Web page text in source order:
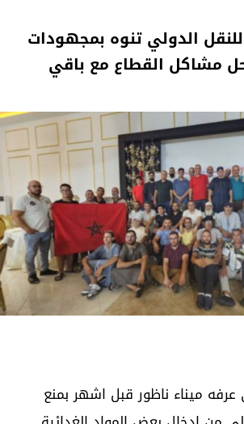
للنقل الدولي تنوه بمجهودات
مشاكل القطاع مع باقي
عرفه ميناء ناظور قبل اشهر بمنع